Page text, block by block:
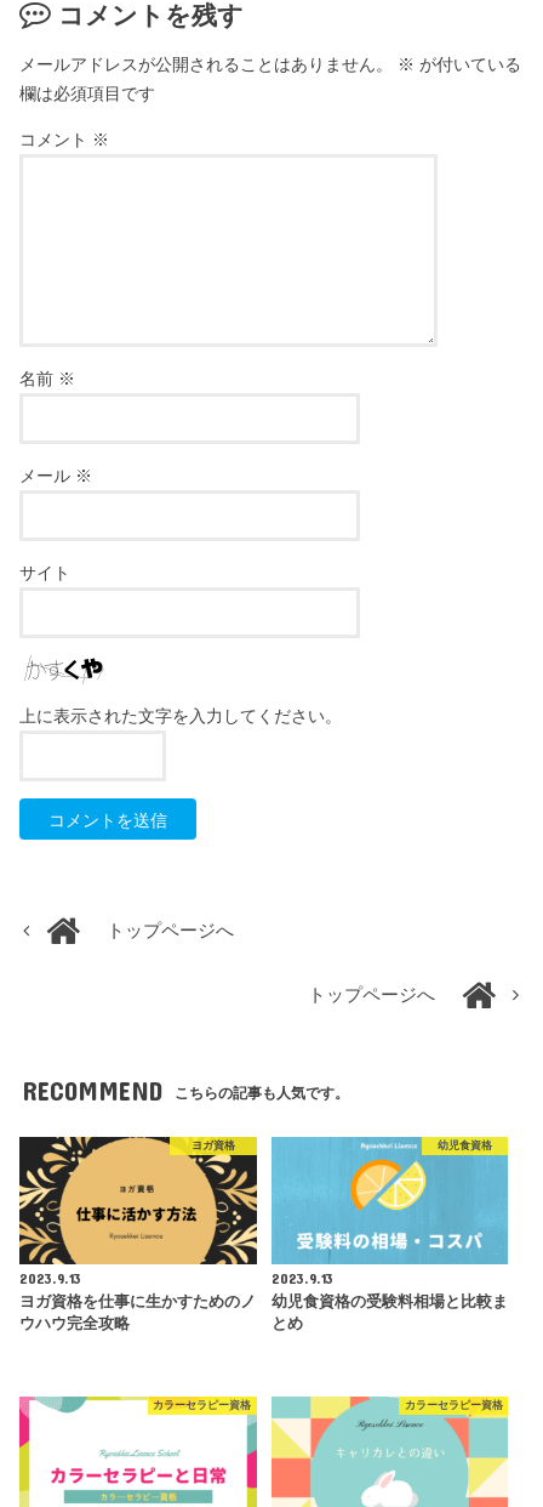
コメントを残す
メールアドレスが公開されることはありません。 ※ が付いている
欄は必須項目です
コメント ※
名前 ※
メール ※
サイト
上に表示された文字を入力してください。
トップページへ
トップページへ
RECOMMEND こちらの記事も人気です。
ヨガ資格
2023.9.13
ヨガ資格を仕事に生かすためのノ
ウハウ完全攻略
幼児食資格
2023.9.13
幼児食資格の受験料相場と比較ま
とめ
カラーセラピー資格 カラーセラピー資格